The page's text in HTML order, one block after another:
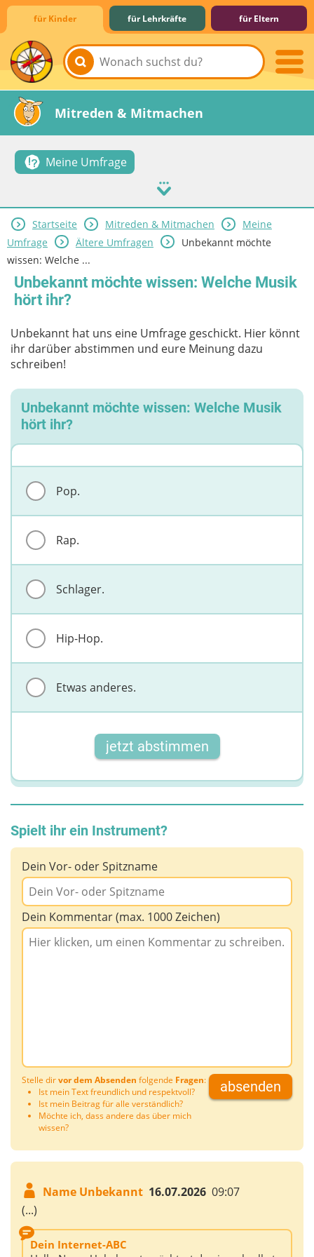
für Kinder für Lehrkräfte für Eltern
Lernen & Schule
Hobby & Freizeit
Spiel & Spaß
Mitreden & Mitmachen
Meine Umfrage
Startseite Mitreden & Mitmachen
Meine
Umfrage
Ältere Umfragen
Unbekannt möchte
wissen: Welche ...
Unbekannt möchte wissen: Welche Musik
hört ihr?
Unbekannt hat uns eine Umfrage geschickt. Hier könnt
ihr darüber abstimmen und eure Meinung dazu
schreiben!
Unbekannt möchte wissen: Welche Musik
hört ihr?
Pop.
Rap.
Schlager.
Hip-Hop.
Etwas anderes.
jetzt abstimmen
Spielt ihr ein Instrument?
Dein Vor- oder Spitzname
Dein Kommentar (max. 1000 Zeichen)
Stelle dirvor dem Absenden folgende Fragen:
Ist mein Text freundlich und respektvoll?
Ist mein Beitrag für alle verständlich?
Möchte ich, dass andere das über mich
wissen?
absenden
Name Unbekannt 16.07.2026 09:07
(...)
Dein Internet-ABC